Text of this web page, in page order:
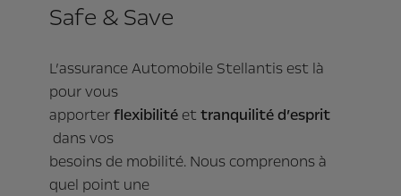
Safe & Save
L’assurance Automobile Stellantis est là
pour vous
apporterflexibilité ettranquilité d’esprit
dans vos
besoins de mobilité. Nous comprenons à
quel point une